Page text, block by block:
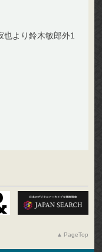
也より鈴木敏郎外1
PageTop